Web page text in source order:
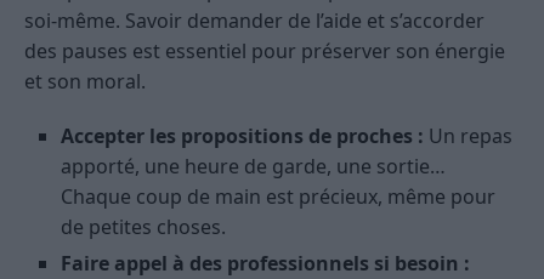
soi-même. Savoir demander de l’aide et s’accorder
des pauses est essentiel pour préserver son énergie
et son moral.
Accepter les propositions de proches : Un repas
apporté, une heure de garde, une sortie…
Chaque coup de main est précieux, même pour
de petites choses.
Faire appel à des professionnels si besoin :